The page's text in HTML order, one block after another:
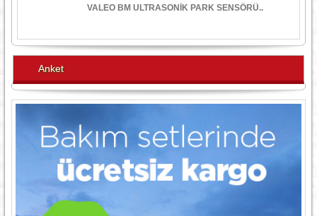
VALEO BM ULTRASONİK PARK SENSÖRÜ..
Anket